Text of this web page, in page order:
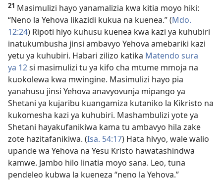
21 Masimulizi hayo yanamalizia kwa kitia moyo hiki:
“Neno la Yehova likazidi kukua na kuenea.” (Mdo.
12:24) Ripoti hiyo kuhusu kuenea kwa kazi ya kuhubiri
inatukumbusha jinsi ambavyo Yehova amebariki kazi
yetu ya kuhubiri. Habari zilizo katika Matendo sura
ya 12si masimulizi tu ya kifo cha mtume mmoja na
kuokolewa kwa mwingine. Masimulizi hayo pia
yanahusu jinsi Yehova anavyovunja mipango ya
Shetani ya kujaribu kuangamiza kutaniko la Kikristo na
kukomesha kazi ya kuhubiri. Mashambulizi yote ya
Shetani hayakufanikiwa kama tu ambavyo hila zake
zote hazitafanikiwa. (Isa. 54:17) Hata hivyo, wale walio
upande wa Yehova na Yesu Kristo hawatashindwa
kamwe. Jambo hilo linatia moyo sana. Leo, tuna
pendeleo kubwa la kueneza “neno la Yehova.”